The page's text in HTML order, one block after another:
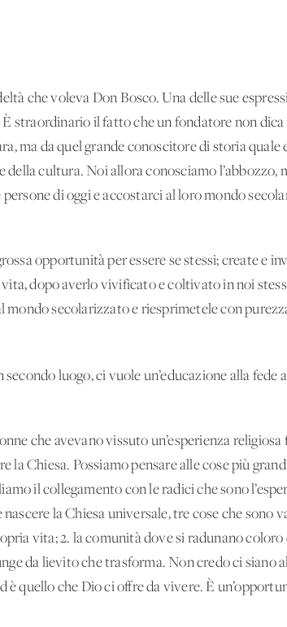
che voleva Don Bosco. Una delle sue
straordinario il fatto che un fondatore non dica
ma da quel grande conoscitore di storia quale
cultura. Noi allora conosciamo l’abbozzo,
di oggi e accostarci al loro mondo
opportunità per essere se stessi; create e
dopo averlo vivificato e coltivato in noi
secolarizzato e riesprimetele con
luogo, ci vuole un’educazione alla fede
che avevano vissuto un’esperienza religiosa
Chiesa. Possiamo pensare alle cose più
il collegamento con le radici che sono
la Chiesa universale, tre cose che sono
vita; 2. la comunità dove si radunano coloro
da lievito che trasforma. Non credo ci siano
quello che Dio ci offre da vivere. È